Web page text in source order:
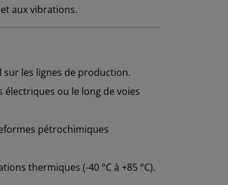
aux vibrations.
les lignes de production.
ou le long de voies
pétrochimiques
thermiques (-40 °C à +85 °C).